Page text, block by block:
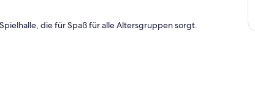
die für Spaß für alle Altersgruppen sorgt.